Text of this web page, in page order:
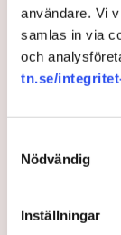
användare. Vi
samlas in via
och
tn.se/
Nödvändig
Inställningar
Utöver
riksdagen att
färdigbyggd
Om elen
ska företaget i